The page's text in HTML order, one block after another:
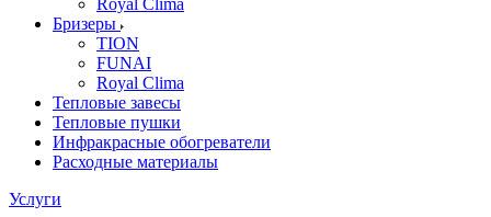
Royal Clima
Бризеры
TION
FUNAI
Royal Clima
Тепловые завесы
Тепловые пушки
Инфракрасные обогреватели
Расходные материалы
Услуги